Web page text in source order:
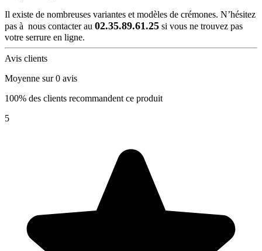
Il existe de nombreuses variantes et modèles de crémones. N’hésitez
pas à nous contacter au 02.35.89.61.25 si vous ne trouvez pas
votre serrure en ligne.
Avis clients
Moyenne sur 0 avis
100% des clients recommandent ce produit
5